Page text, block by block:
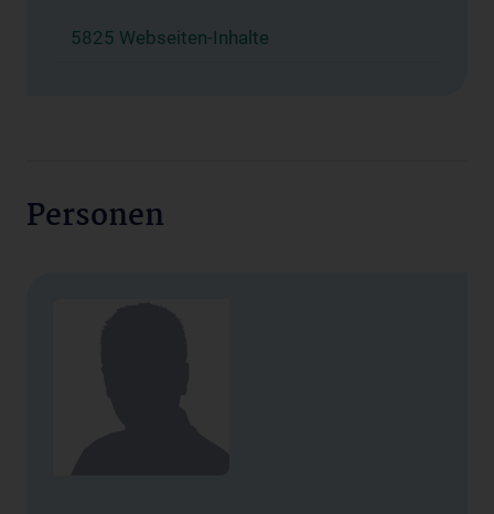
5825 Webseiten-Inhalte
Personen